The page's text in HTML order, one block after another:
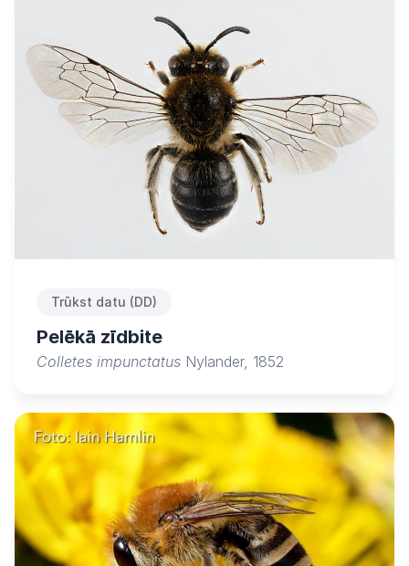
Trūkst datu (DD)
Pelēkā zīdbite
Colletes impunctatus Nylander, 1852